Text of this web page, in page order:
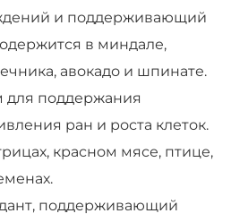
и поддерживающий
в миндале,
авокадо и шпинате.
для поддержания
ран и роста клеток.
красном мясе, птице,
поддерживающий